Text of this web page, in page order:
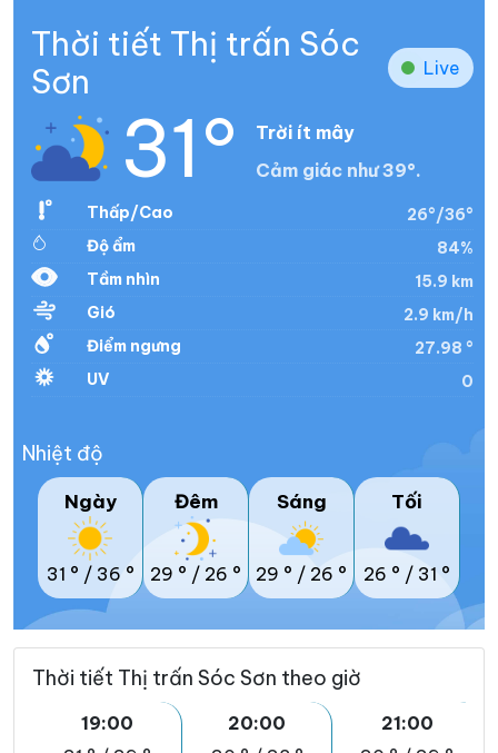
Thời tiết Thị trấn Sóc
Sơn
Live
31°
Trời ít mây
Cảm giác như 39°.
Thấp/Cao
26°/36°
Độ ẩm
84%
Tầm nhìn
15.9 km
Gió
2.9 km/h
Điểm ngưng
27.98 °
UV
0
Nhiệt độ
Ngày
31 ° / 36 °
Đêm
29 ° / 26 °
Sáng
29 ° / 26 °
Tối
26 ° / 31 °
Thời tiết Thị trấn Sóc Sơn theo giờ
19:00
20:00
21:00